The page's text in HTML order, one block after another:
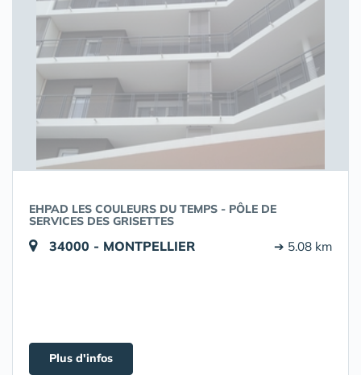
EHPAD LES COULEURS DU TEMPS - PÔLE DE
SERVICES DES GRISETTES
34000 - MONTPELLIER ➔ 5.08 km
Plus d'infos